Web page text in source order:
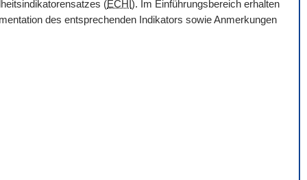
(ECHI). Im Einführungsbereich erhalten
des entsprechenden Indikators sowie Anmerkungen